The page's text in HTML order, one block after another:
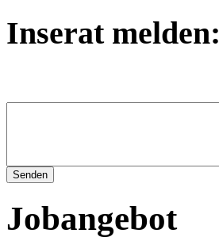
Inserat melden:
Jobangebot